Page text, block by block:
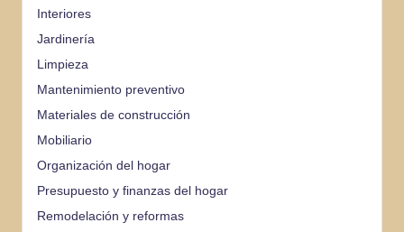
Interiores
Jardinería
Limpieza
Mantenimiento preventivo
Materiales de construcción
Mobiliario
Organización del hogar
Presupuesto y finanzas del hogar
Remodelación y reformas